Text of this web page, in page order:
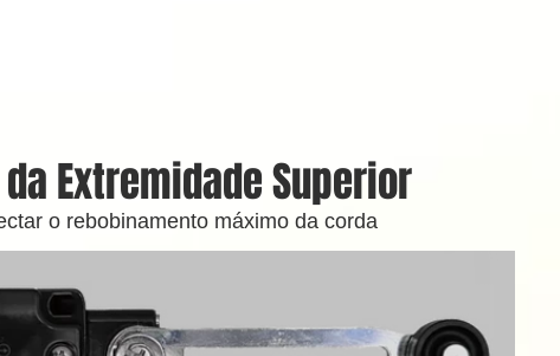
Extremidade Superior
o rebobinamento máximo da corda